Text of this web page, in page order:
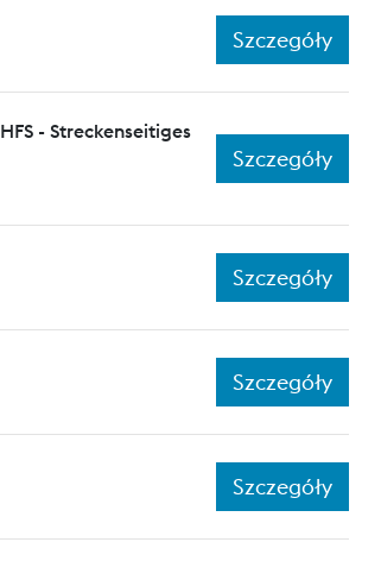
Szczegóły
HFS - Streckenseitiges
Szczegóły
Szczegóły
Szczegóły
Szczegóły